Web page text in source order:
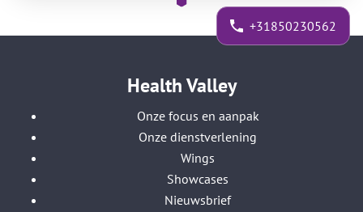
+31850230562
Health Valley
Onze focus en aanpak
Onze dienstverlening
Wings
Showcases
Nieuwsbrief